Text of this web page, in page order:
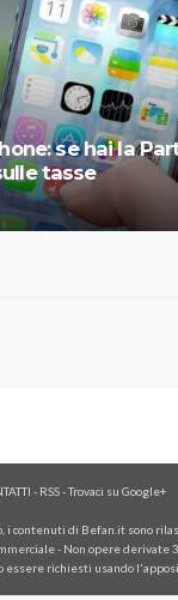
se hai la
tasse
- RSS-Trovaci su Google+
i contenuti di Befan.it sono
- Non opere derivate
essere richiesti usando l'